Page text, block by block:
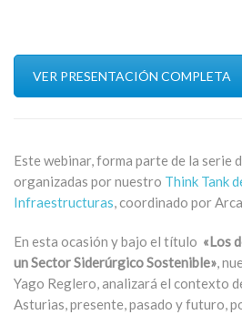
VER PRESENTACIÓN COMPLETA
Este webinar, forma parte de la serie
organizadas por nuestro Think Tank
Infraestructuras, coordinado por
En esta ocasión y bajo el título «Los
un Sector Siderúrgico Sostenible»,
Yago Reglero, analizará el contexto
Asturias, presente, pasado y futuro,